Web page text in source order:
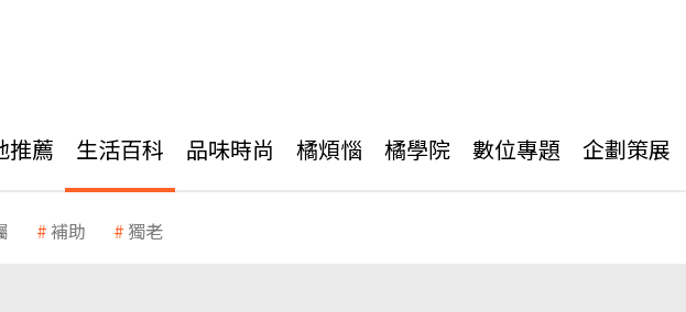
推薦 生活百科 品味時尚 橘煩惱 橘學院 數位專題 企劃策展
補助 獨老